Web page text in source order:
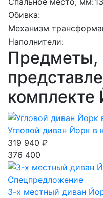
Обивка:
Механизм
Наполнители:
Предметы,
комплекте
Угловой диван Йорк в
319 940 ₽
376 400
3-х местный диван